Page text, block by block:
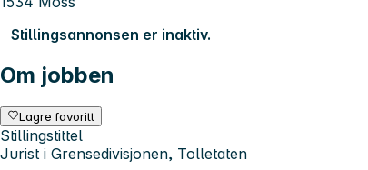
Stillingsannonsen er inaktiv.
Om jobben
Lagre favoritt
Stillingstittel
Jurist i Grensedivisjonen, Tolletaten